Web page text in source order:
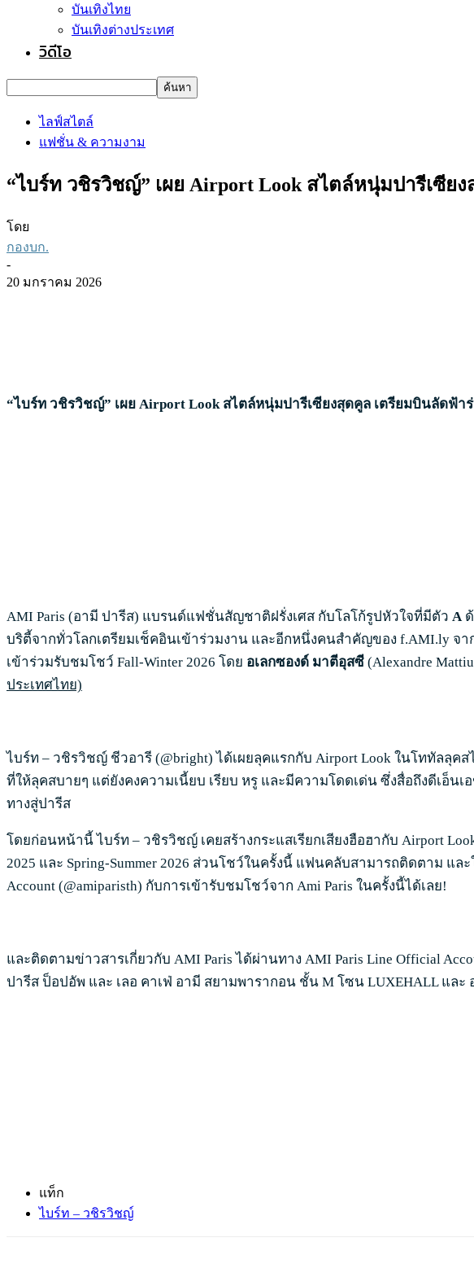
บันเทิงไทย
บันเทิงต่างประเทศ
วิดีโอ
ไลฟ์สไตล์
แฟชั่น & ความงาม
“ไบร์ท วชิรวิชญ์” เผย Airport Look สไตล์หนุ่มปารีเซีย
โดย
กองบก.
-
20 มกราคม 2026
“ไบร์ท วชิรวิชญ์” เผย Airport Look สไตล์หนุ่มปารีเซียงสุดคูล เตรียมบินลัดฟ้า
AMI Paris (อามี ปารีส) แบรนด์แฟชั่นสัญชาติฝรั่งเศส กับโลโก้รูปหัวใจที่มีตัว Aด้
บริตี้จากทั่วโลกเตรียมเช็คอินเข้าร่วมงาน และอีกหนึ่งคนสำคัญของ f.AMI.ly จา
เข้าร่วมรับชมโชว์ Fall-Winter 2026 โดย อเลกซองด์ มาตีอุสซี (Alexandre
ประเทศไทย)
ไบร์ท – วชิรวิชญ์ ชีวอารี (@bright) ได้เผยลุคแรกกับ Airport Look ในโททัลลุคสไ
ที่ให้ลุคสบายๆ แต่ยังคงความเนี้ยบ เรียบ หรู และมีความโดดเด่น ซึ่งสื่อถึงดีเอ็นเ
ทางสู่ปารีส
โดยก่อนหน้านี้ ไบร์ท – วชิรวิชญ์ เคยสร้างกระแสเรียกเสียงฮือฮากับ Airport
2025 และ Spring-Summer 2026 ส่วนโชว์ในครั้งนี้ แฟนคลับสามารถติดตาม แ
Account (@amiparisth) กับการเข้ารับชมโชว์จาก Ami Paris ในครั้งนี้ได้เลย!
และติดตามข่าวสารเกี่ยวกับ AMI Paris ได้ผ่านทาง AMI Paris Line Official
ปารีส ป็อปอัพ และ เลอ คาเฟ่ อามี สยามพารากอน ชั้น M โซน LUXEHALL แล
แท็ก
ไบร์ท – วชิรวิชญ์